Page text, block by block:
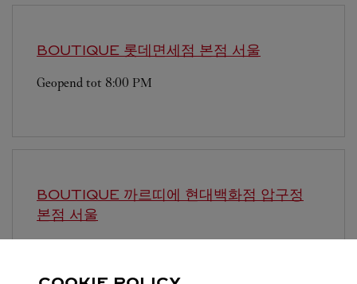
BOUTIQUE 롯데면세점 본점 서울
Geopend tot 8:00 PM
BOUTIQUE 까르띠에 현대백화점 압구정
본점 서울
영업시간 및 휴점일은 영업점의 사정에 따라 변경